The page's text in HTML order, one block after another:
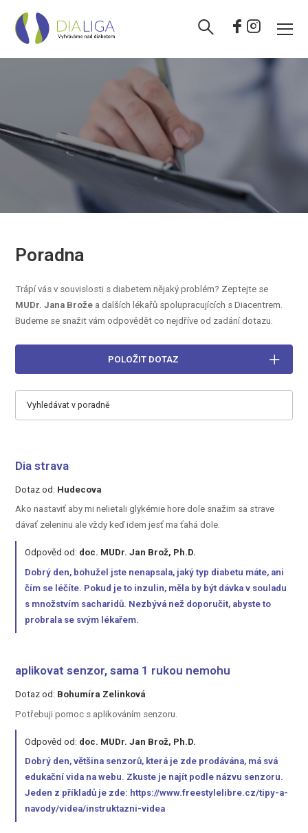
Poradna
Trápí vás v souvislosti s diabetem nějaký problém? Zeptejte se
MUDr. Jana Brože a dalších lékařů spolupracujících s Diacentrem.
Budeme se snažit vám odpovědět co nejdříve od zadání dotazu.
POLOŽIT DOTAZ
Vyhledávat v poradně
Dia strava
Dotaz od: Hudecova
Ako nastaviť aby mi nelietali glykémie hore dole snažim sa strave
dávať zeleninu ale vždy keď idem jesť ma ťahá dole.
Odpověd od: doc. MUDr. Jan Brož, Ph.D.
Dobrý den, bohužel jste nenapsala, jaký typ diabetu máte, ani
čím se léčíte. Pokud je to inzulin, měla by být dávka v souladu
s množstvím sacharidů. Nezbývá než doporučit, abyste to
probrala se svým lékařem.
aplikovat senzor, sama 1 rukou nemohu
Dotaz od: Bohumíra Zelinková
Potřebuji pomoc s aplikováním senzoru.
Odpověd od: doc. MUDr. Jan Brož, Ph.D.
Dobrý den, většina senzorů, která je zde prodávána, má svá
edukační vida na webu. Zkuste je najít podle názvu senzoru.
Jeden z příkladů je zde: https://www.freestylelibre.cz/tipy-a-
navody/videa/instruktazni-videa